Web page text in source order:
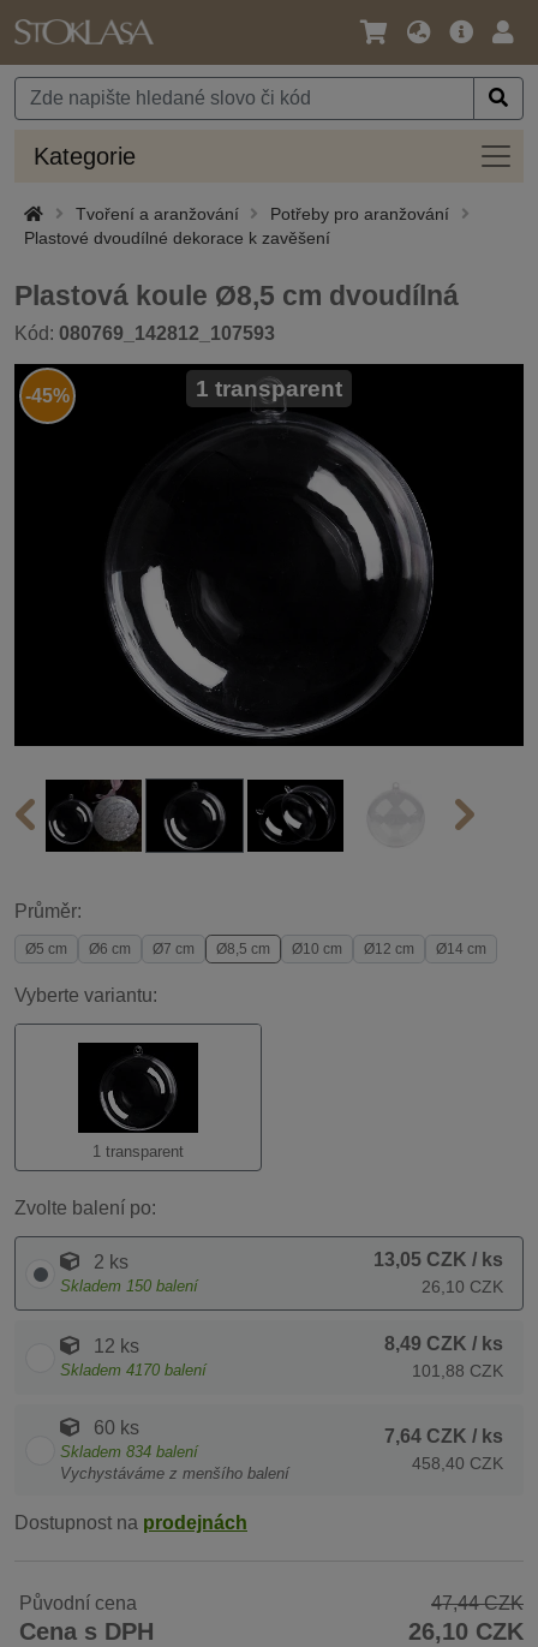
Jazyk
Měna
Hlavní
Kategorie
Tvoření a aranžování
Potřeby pro aranžování
Plastové dvoudílné dekorace k zavěšení
Plastová koule Ø8,5 cm dvoudílná
Kód: 080769_142812_107593
-45% 1 transparent
Průměr:
Ø5 cm Ø6 cm Ø7 cm Ø8,5 cm Ø10 cm Ø12 cm Ø14 cm
Vyberte variantu:
1 transparent
Zvolte balení po:
2 ks
Skladem 150 balení
13,05 CZK / ks
26,10 CZK
12 ks
Skladem 4170 balení
8,49 CZK / ks
101,88 CZK
60 ks
Skladem 834 balení
Vychystáváme z menšího balení
7,64 CZK / ks
458,40 CZK
Dostupnost na prodejnách
Původní cena 47,44 CZK
Cena s DPH 26,10 CZK